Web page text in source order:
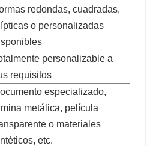
redondas, cuadradas,
o personalizadas
personalizable a
requisitos
especializado,
metálica, película
o materiales
etc.